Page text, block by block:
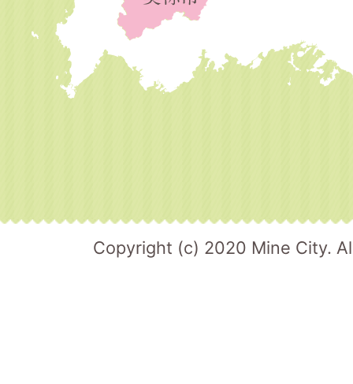
Copyright (c) 2020 Mine City.